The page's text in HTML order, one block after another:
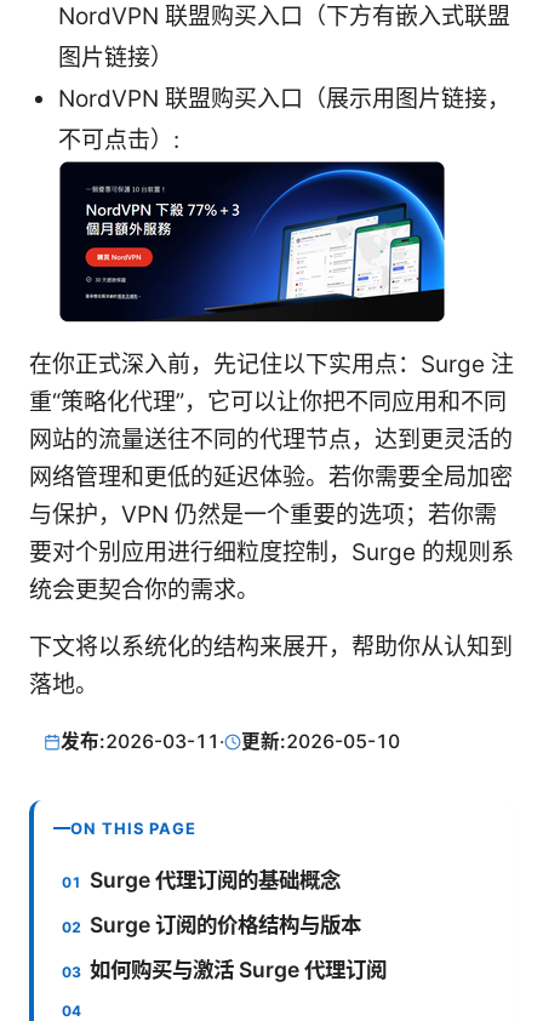
NordVPN 联盟购买入口（下方有嵌入式联盟
图片链接）
NordVPN 联盟购买入口（展示用图片链接，
不可点击）:
在你正式深入前，先记住以下实用点：Surge 注
重“策略化代理”，它可以让你把不同应用和不同
网站的流量送往不同的代理节点，达到更灵活的
网络管理和更低的延迟体验。若你需要全局加密
与保护，VPN 仍然是一个重要的选项；若你需
要对个别应用进行细粒度控制，Surge 的规则系
统会更契合你的需求。
下文将以系统化的结构来展开，帮助你从认知到
落地。
发布:2026-03-11 · 更新:2026-05-10
ON THIS PAGE
Surge 代理订阅的基础概念
Surge 订阅的价格结构与版本
如何购买与激活 Surge 代理订阅